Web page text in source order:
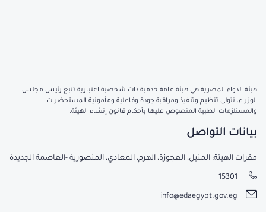
١٩ يوليو ٢٠٢٦
هيئة الدواء المصرية تعزز جاهزيتها لضمان استدامة الخدمات الدوائية عبر
المتغيرات والطوارئ، ويضمن استمرارية الخدمات والعمليات الحيوية، انطلاقًا من
حرصها على حماية صحة المواطن وتعزيز الأمن الدوائي.